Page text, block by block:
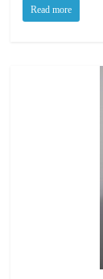
Read more